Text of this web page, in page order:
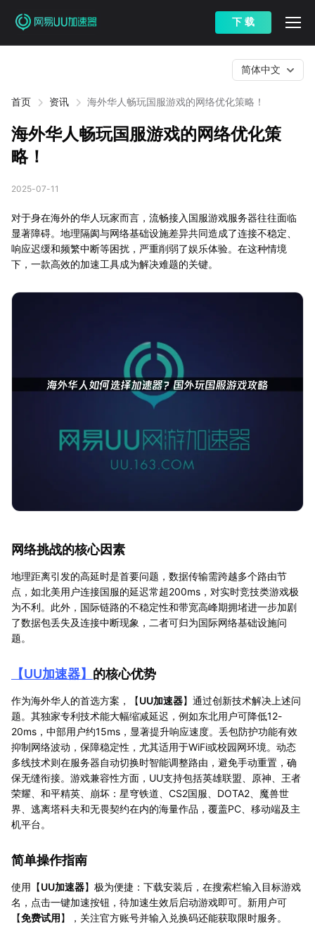
下 载
首页 资讯 海外华人畅玩国服游戏的网络优化策略！
简体中文
海外华人畅玩国服游戏的网络优化策
略！
2025-07-11
对于身在海外的华人玩家而言，流畅接入国服游戏服务器往往面临
显著障碍。地理隔阂与网络基础设施差异共同造成了连接不稳定、
响应迟缓和频繁中断等困扰，严重削弱了娱乐体验。在这种情境
下，一款高效的加速工具成为解决难题的关键。
网络挑战的核心因素
地理距离引发的高延时是首要问题，数据传输需跨越多个路由节
点，如北美用户连接国服的延迟常超200ms，对实时竞技类游戏极
为不利。此外，国际链路的不稳定性和带宽高峰期拥堵进一步加剧
了数据包丢失及连接中断现象，二者可归为国际网络基础设施问
题。
【UU加速器】 的核心优势
作为海外华人的首选方案，【UU加速器】通过创新技术解决上述问
题。其独家专利技术能大幅缩减延迟，例如东北用户可降低12-
20ms，中部用户约15ms，显著提升响应速度。丢包防护功能有效
抑制网络波动，保障稳定性，尤其适用于WiFi或校园网环境。动态
多线技术则在服务器自动切换时智能调整路由，避免手动重置，确
保无缝衔接。游戏兼容性方面，UU支持包括英雄联盟、原神、王者
荣耀、和平精英、崩坏：星穹铁道、CS2国服、DOTA2、魔兽世
界、逃离塔科夫和无畏契约在内的海量作品，覆盖PC、移动端及主
机平台。
简单操作指南
使用【UU加速器】极为便捷：下载安装后，在搜索栏输入目标游戏
名，点击一键加速按钮，待加速生效后启动游戏即可。新用户可
【免费试用】，关注官方账号并输入兑换码还能获取限时服务。